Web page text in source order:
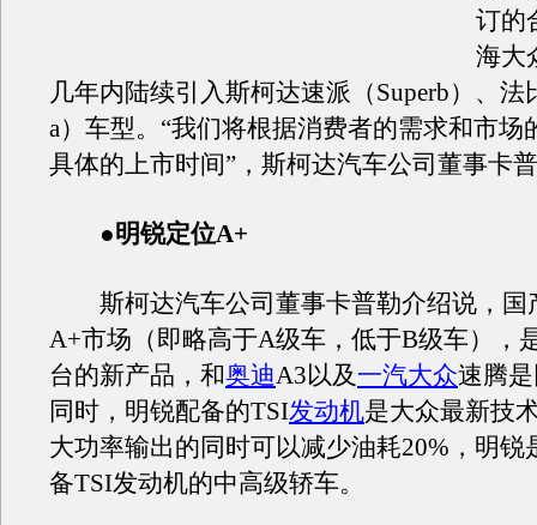
订的
海大
几年内陆续引入斯柯达速派（Superb）、法
a）车型。“我们将根据消费者的需求和市场
具体的上市时间”，斯柯达汽车公司董事卡
●明锐定位A+
斯柯达汽车公司董事卡普勒介绍说，国
A+市场（即略高于A级车，低于B级车），
台的新产品，和奥迪A3以及 一汽大众速腾
同时，明锐配备的TSI发动机是大众最新技
大功率输出的同时可以减少油耗20%，明锐
备TSI发动机的中高级轿车。